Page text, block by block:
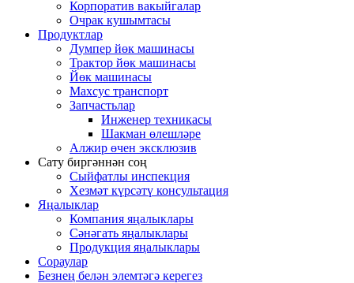
Корпоратив вакыйгалар
Очрак кушымтасы
Продуктлар
Думпер йөк машинасы
Трактор йөк машинасы
Йөк машинасы
Махсус транспорт
Запчастьлар
Инженер техникасы
Шакман өлешләре
Алжир өчен эксклюзив
Сату биргәннән соң
Сыйфатлы инспекция
Хезмәт күрсәтү консультация
Яңалыклар
Компания яңалыклары
Сәнәгать яңалыклары
Продукция яңалыклары
Сораулар
Безнең белән элемтәгә керегез